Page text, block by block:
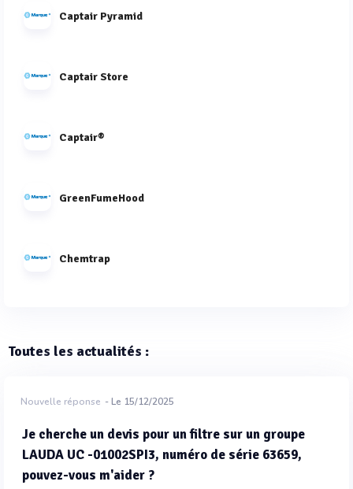
Captair Pyramid
Captair Store
Captair®
GreenFumeHood
Chemtrap
Toutes les actualités :
Nouvelle réponse - Le 15/12/2025
Je cherche un devis pour un filtre sur un groupe
LAUDA UC -01002SPI3, numéro de série 63659,
pouvez-vous m'aider ?